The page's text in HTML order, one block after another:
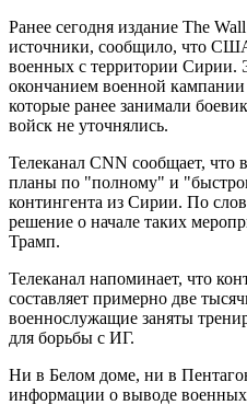
Ранее сегодня издание The
источники, сообщило, что
военных с территории Сирии.
окончанием военной
которые ранее занимали
войск не уточнялись.
Телеканал CNN сообщает,
планы по "полному" и
контингента из Сирии. По
решение о начале таких
Трамп.
Телеканал напоминает, что
составляет примерно две
военнослужащие заняты
для борьбы с ИГ.
Ни в Белом доме, ни в
информации о выводе